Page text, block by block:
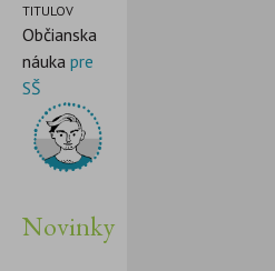
TITULOV
Občianska
náuka pre
SŠ
Novinky